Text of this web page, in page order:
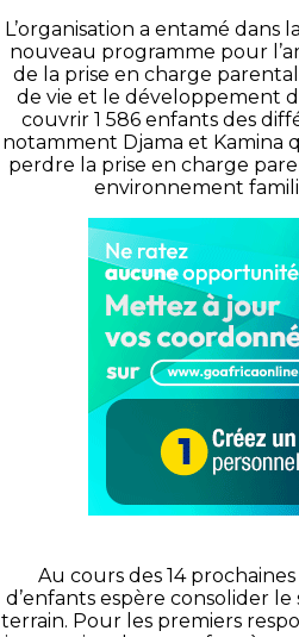
L’organisation a entamé dans
nouveau programme pour
de la prise en charge
de vie et le développement
couvrir 1 586 enfants des
notamment Djama et Kamina
perdre la prise en charge
environnement
Au cours des 14
d’enfants espère consolider le
terrain. Pour les premiers